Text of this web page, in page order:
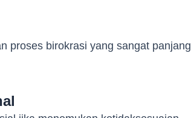
proses birokrasi yang sangat panjang